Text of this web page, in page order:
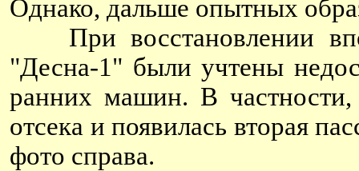
Однако, дальше опытных
При восстановлении
"Десна-1" были учтены
ранних машин. В частности,
отсека и появилась вторая
фото справа.